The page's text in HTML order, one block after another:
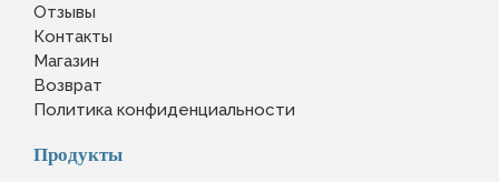
Отзывы
Контакты
Магазин
Возврат
Политика конфиденциальности
Продукты